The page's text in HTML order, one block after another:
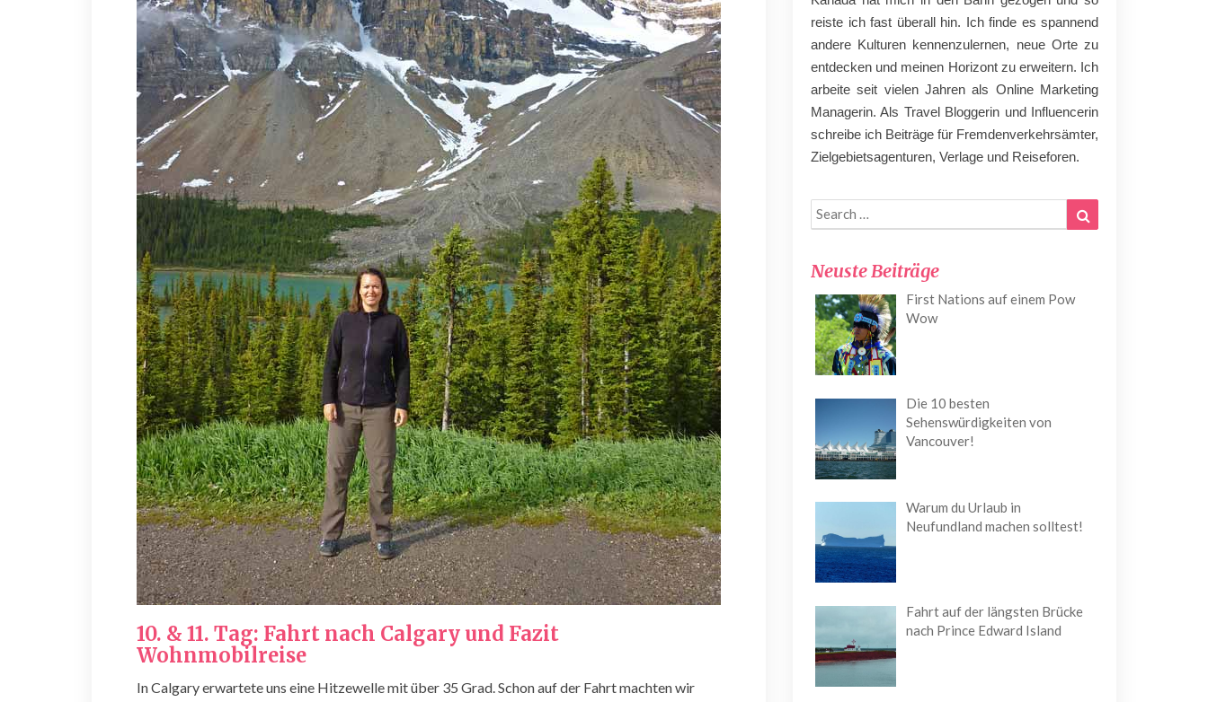
10. & 11. Tag: Fahrt nach Calgary und Fazit
Wohnmobilreise
In Calgary erwartete uns eine Hitzewelle mit über 35 Grad. Schon auf der Fahrt machten wir
reiste ich fast überall hin. Ich finde es spannend
andere Kulturen kennenzulernen, neue Orte zu
entdecken und meinen Horizont zu erweitern. Ich
arbeite seit vielen Jahren als Online Marketing
Managerin. Als Travel Bloggerin und Influencerin
schreibe ich Beiträge für Fremdenverkehrsämter,
Zielgebietsagenturen, Verlage und Reiseforen.
Search
for:
Neuste Beiträge
First Nations auf einem Pow
Wow
Die 10 besten
Sehenswürdigkeiten von
Vancouver!
Warum du Urlaub in
Neufundland machen solltest!
Fahrt auf der längsten Brücke
nach Prince Edward Island